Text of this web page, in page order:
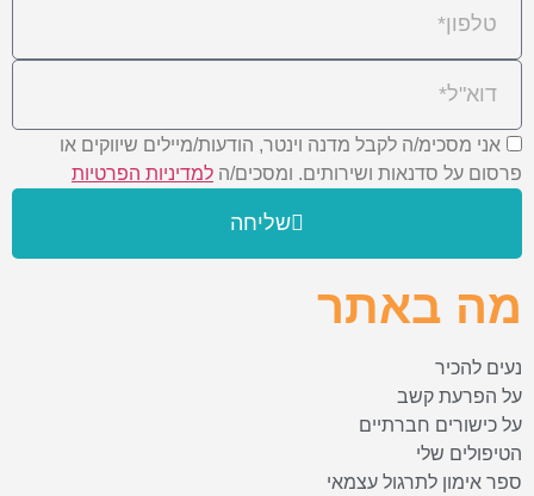
אני מסכימ/ה לקבל מדנה וינטר, הודעות/מיילים שיווקים או
פרסום על סדנאות ושירותים. ומסכים/ה למדיניות הפרטיות
שליחה
מה באתר
נעים להכיר
על הפרעת קשב
על כישורים חברתיים
הטיפולים שלי
ספר אימון לתרגול עצמאי